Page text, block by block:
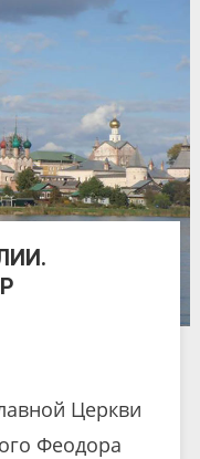
Церкви
Феодора